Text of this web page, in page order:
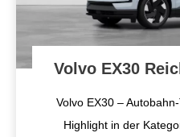
Volvo EX30
Volvo EX30 –
Highlight in der